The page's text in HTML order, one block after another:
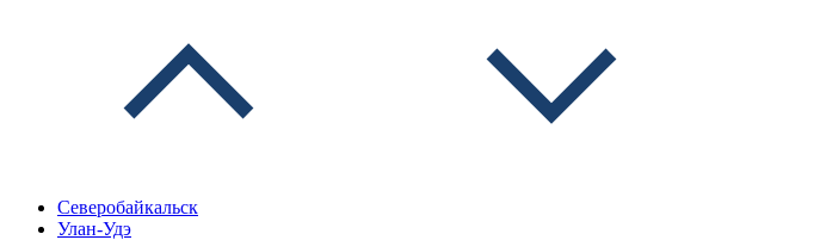
Северобайкальск
Улан-Удэ